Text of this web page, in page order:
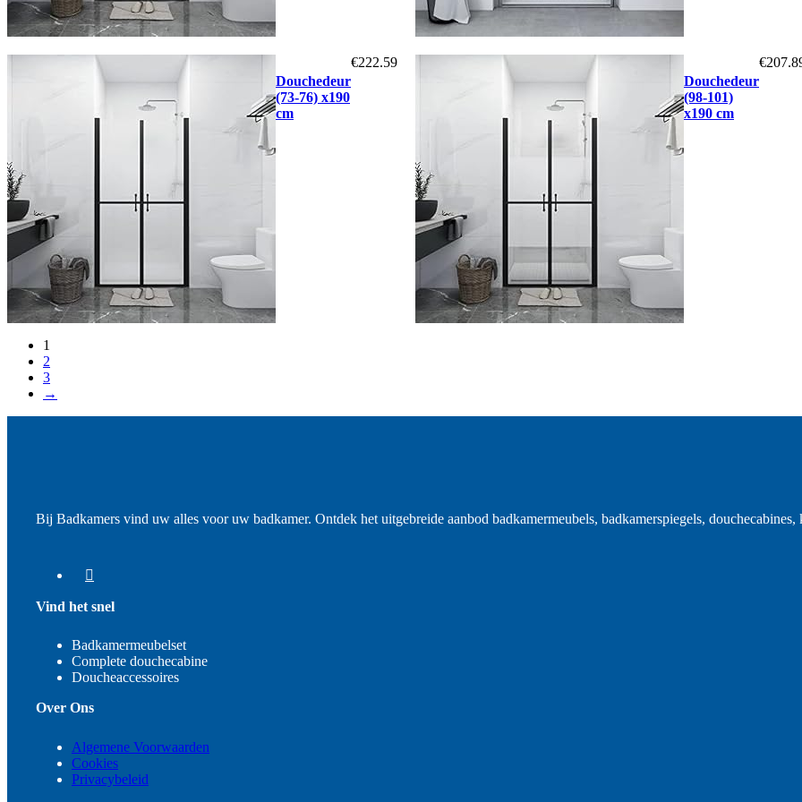
Douchedeur
(73-76) x190
cm
€222.59
Douchedeur
(98-101)
x190 cm
€
1
2
3
→
Bij Badkamers vind uw alles voor uw badkamer. Ontdek het uitgebreide aanbod badkamermeubels, badkamerspiegels,
Vind het snel
Badkamermeubelset
Complete douchecabine
Doucheaccessoires
Over Ons
Algemene Voorwaarden
Cookies
Privacybeleid